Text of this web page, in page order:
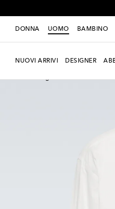
DONNA UOMO BAMBINO
NUOVI ARRIVI DESIGNER